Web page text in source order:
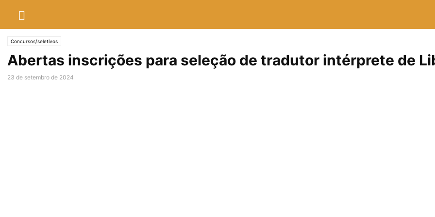
Concursos/seletivos
Abertas inscrições para seleção de tradutor intérprete de
23 de setembro de 2024